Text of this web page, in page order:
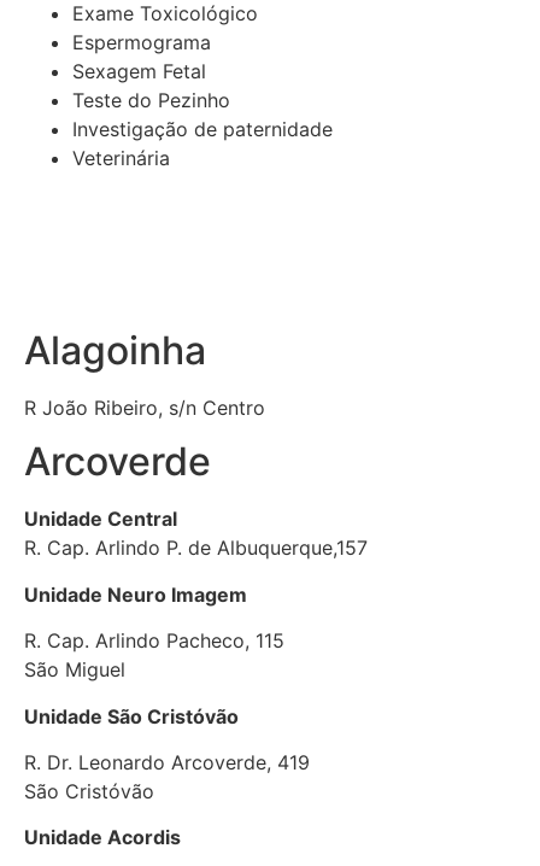
Exame Toxicológico
Espermograma
Sexagem Fetal
Teste do Pezinho
Investigação de paternidade
Veterinária
Alagoinha
R João Ribeiro, s/n Centro
Arcoverde
Unidade Central
R. Cap. Arlindo P. de Albuquerque,157
Unidade Neuro Imagem
R. Cap. Arlindo Pacheco, 115
São Miguel
Unidade São Cristóvão
R. Dr. Leonardo Arcoverde, 419
São Cristóvão
Unidade Acordis